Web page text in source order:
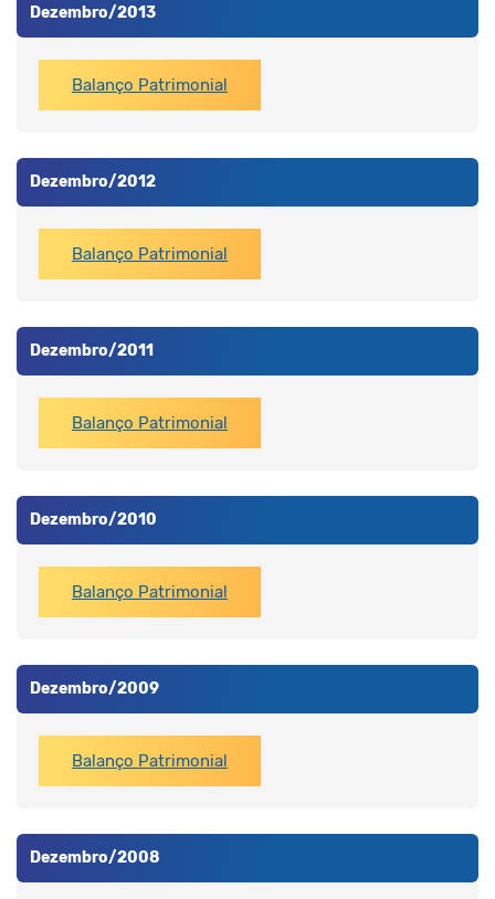
Dezembro/2013
Balanço Patrimonial
Dezembro/2012
Balanço Patrimonial
Dezembro/2011
Balanço Patrimonial
Dezembro/2010
Balanço Patrimonial
Dezembro/2009
Balanço Patrimonial
Dezembro/2008